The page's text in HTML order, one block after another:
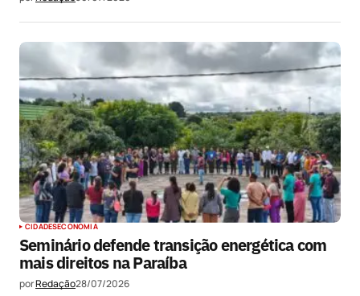
CIDADESECONOMIA
Seminário defende transição energética com
mais direitos na Paraíba
porRedação28/07/2026